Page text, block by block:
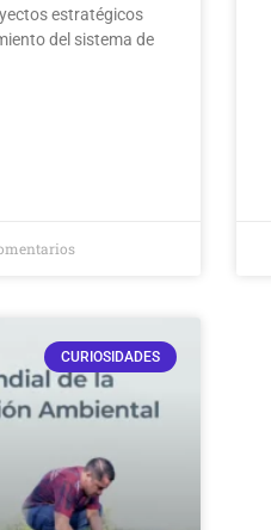
estratégicos
del sistema de
CURIOSIDADES